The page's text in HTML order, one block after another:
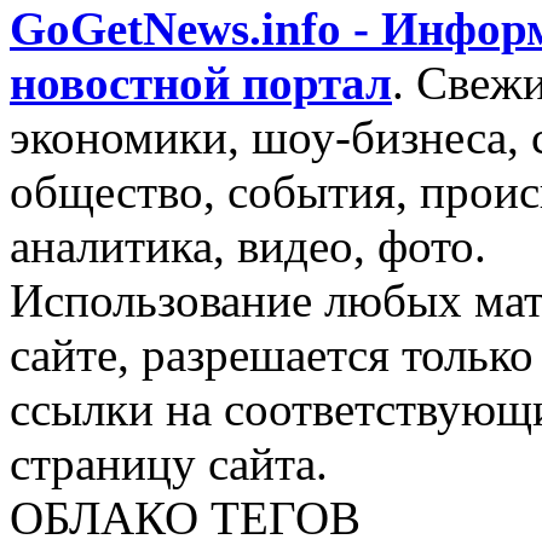
GoGetNews.info -
новостной портал.
экономики, шоу-бизнеса,
общество, события,
аналитика, видео, фото.
Использование любых
сайте, разрешается
ссылки на
страницу сайта.
ОБЛАКО ТЕГОВ